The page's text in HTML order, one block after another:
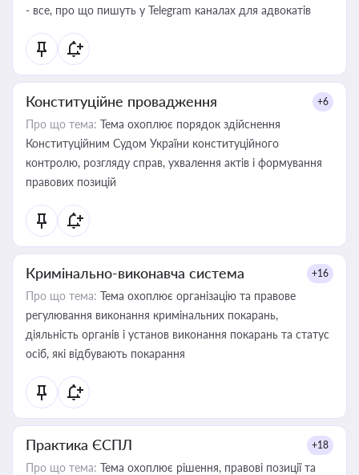
- все, про що пишуть у Telegram каналах для адвокатів
Конституційне провадження +6
Про що тема: Тема охоплює порядок здійснення
Конституційним Судом України конституційного
контролю, розгляду справ, ухвалення актів і формування
правових позицій
Кримінально-виконавча система +16
Про що тема: Тема охоплює організацію та правове
регулювання виконання кримінальних покарань,
діяльність органів і установ виконання покарань та статус
осіб, які відбувають покарання
Практика ЄСПЛ +18
Про що тема: Тема охоплює рішення, правові позиції та